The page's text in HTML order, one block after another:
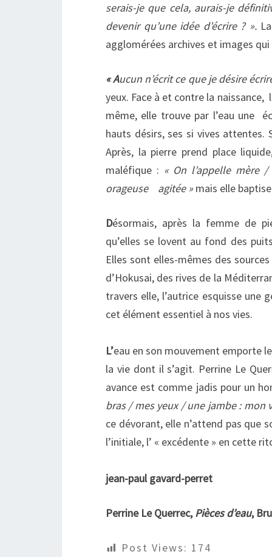
serais-je que cela, aurais-je
devenir qu’une idée d’écrire ? ».La
agglomérées archives et images
« Aucun n’écrit ce que je désire
yeux. Face à et contre la
même, elle trouve par l’eau une
hauts désirs, ses si vives
Après, la pierre prend place
maléfique : « On l’appelle
orageuse agitée » mais elle
Désormais, après la femme de
qu’elles se lovent au fond des
Elles sont elles-mêmes des
d’Hokusai, des rives de la
travers elle, l’autrice esquisse une
cet élément essentiel à nos vies.
L’eau en son mouvement emporte
la vie dont il s’agit. Perrine Le
avance est comme jadis pour un
bras / mes yeux / une jambe :
ce dévorant, elle n’attend pas que
l’initiale, l’ « excédente » en cette
jean-paul gavard-perret
Perrine Le Querrec,Pièces d’eau,
Post Views: 174